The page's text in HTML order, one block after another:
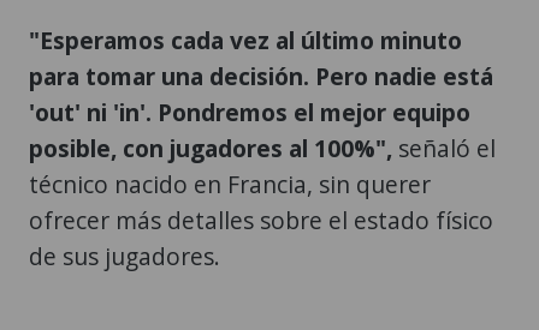
"Esperamos cada vez al último minuto
para tomar una decisión. Pero nadie está
'out' ni 'in'. Pondremos el mejor equipo
posible, con jugadores al 100%", señaló el
técnico nacido en Francia, sin querer
ofrecer más detalles sobre el estado físico
de sus jugadores.